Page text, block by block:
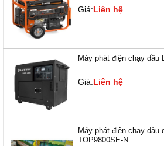
Giá:Liên hệ
Máy phát điện chạy dầu
Giá:Liên hệ
Máy phát điện chạy dầu
TOP9800SE-N